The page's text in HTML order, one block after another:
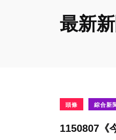
最新
頭條 綜合新
1150807《